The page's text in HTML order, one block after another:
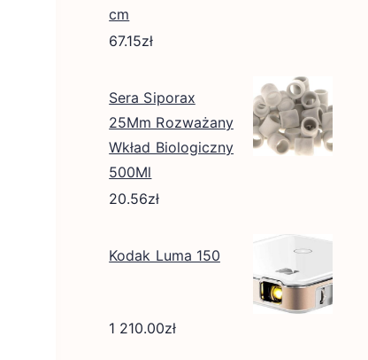
cm
67.15zł
Sera Siporax
25Mm Rozważany
Wkład Biologiczny
500Ml
20.56zł
Kodak Luma 150
1 210.00zł